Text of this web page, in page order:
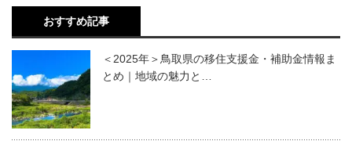
おすすめ記事
＜2025年＞鳥取県の移住支援金・補助金情報ま
とめ｜地域の魅力と…